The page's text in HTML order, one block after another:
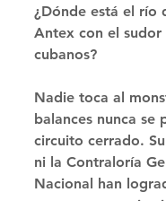
¿Dónde está el río
Antex con el
cubanos?
Nadie toca al
balances nunca se
circuito cerrado.
ni la Contraloría
Nacional han